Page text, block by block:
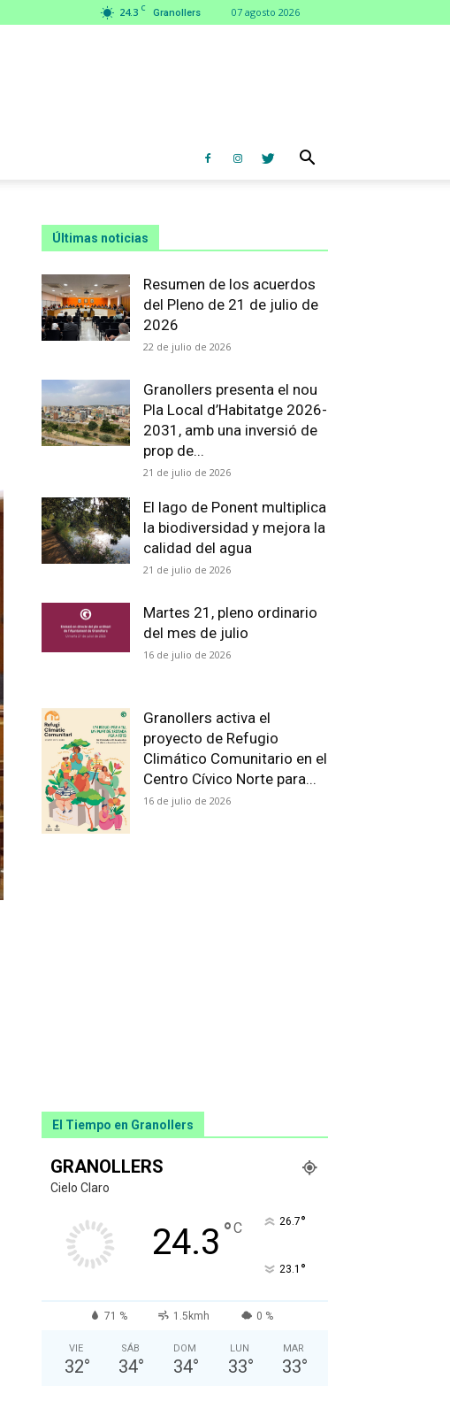
24.3 C Granollers 07 agosto 2026
Últimas noticias
Resumen de los acuerdos
del Pleno de 21 de julio de
2026
22 de julio de 2026
Granollers presenta el nou
Pla Local d’Habitatge 2026-
2031, amb una inversió de
prop de...
21 de julio de 2026
El lago de Ponent multiplica
la biodiversidad y mejora la
calidad del agua
21 de julio de 2026
Martes 21, pleno ordinario
del mes de julio
16 de julio de 2026
Granollers activa el
proyecto de Refugio
Climático Comunitario en el
Centro Cívico Norte para...
16 de julio de 2026
El Tiempo en Granollers
GRANOLLERS
Cielo Claro
24.3 °C 26.7°
23.1 °
71 % 1.5kmh 0 %
VIE
32°
SÁB
34°
DOM
34°
LUN
33°
MAR
33°